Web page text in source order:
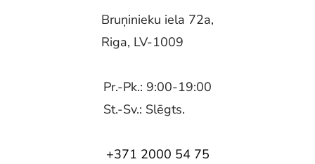
Bruņinieku iela 72a,
Riga, LV-1009
Pr.-Pk.: 9:00-19:00
St.-Sv.: Slēgts.
+371 2000 54 75